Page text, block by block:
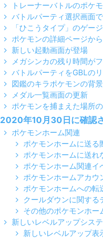
トレーナーバトルのポケ
バトルパーティ選択画面
「ひこうタイプ」のゲー
ポケモンの詳細ページか
新しい起動画面が登場
メガシンカの残り時間が
バトルパーティをGBLの
図鑑のキラポケモンの背
メダル一覧画面の更新
ポケモンを捕まえた場所
2020年10月30日に確認
ポケモンホーム関連
ポケモンホームに送る
ポケモンホームに送れ
ポケモンホーム関連イ
ポケモンホームアカウ
ポケモンホームへの転
クールダウンに関する
その他のポケモンホー
新しいレベルアップシス
新しいレベルアップ表